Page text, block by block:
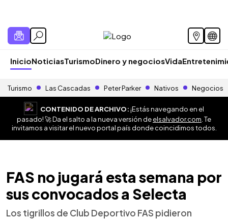
InicioNoticiasTurismoDinero y negociosVida
Turismo Las Cascadas Peter Parker Nativos Negocios
CONTENIDO DE ARCHIVO:¡Estás navegando en el
pasado! 🚀 Da el salto a la nueva versión deelsalvador.com . Te
invitamos a visitar el nuevo portal país donde coincidimos todos.
FAS no jugará esta semana por
sus convocados a Selecta
Los tigrillos de Club Deportivo FAS pidieron